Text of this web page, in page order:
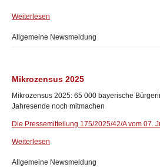
Weiterlesen
Allgemeine Newsmeldung
Mikrozensus 2025
Mikrozensus 2025: 65 000 bayerische
Jahresende noch mitmachen
Die Pressemitteilung 175/2025/42/A vom 07.
Weiterlesen
Allgemeine Newsmeldung